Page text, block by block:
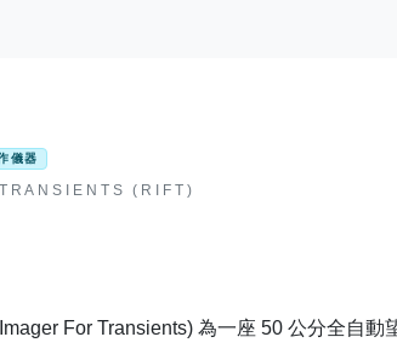
儀器
(RIFT)
For Transients) 為一座 50 公分全自